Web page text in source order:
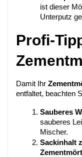
ist dieser
Unterputz
Profi-
Damit Ihr
entfaltet, beachten
Sauberes
sauberes
Mischer.
Sackinhalt